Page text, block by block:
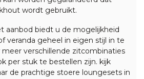
wordt gebruikt.
aanbod biedt u de mogelijkheid
veranda geheel in eigen stijl in te
verschillende zitcombinaties
per stuk te bestellen zijn. kijk
de prachtige stoere loungesets in